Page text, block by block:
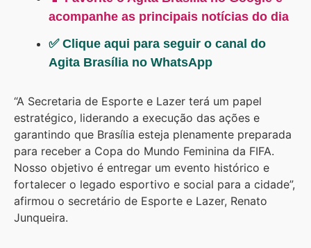
acompanhe as principais notícias do dia
✅ Clique aqui para seguir o canal do
Agita Brasília no WhatsApp
“A Secretaria de Esporte e Lazer terá um papel
estratégico, liderando a execução das ações e
garantindo que Brasília esteja plenamente preparada
para receber a Copa do Mundo Feminina da FIFA.
Nosso objetivo é entregar um evento histórico e
fortalecer o legado esportivo e social para a cidade”,
afirmou o secretário de Esporte e Lazer, Renato
Junqueira.